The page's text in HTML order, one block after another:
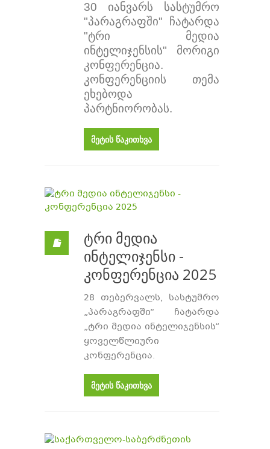
30 იანვარს სასტუმრო
"პარაგრაფში" ჩატარდა
"ტრი მედია
ინტელიჯენსის" მორიგი
კონფერენცია.
კონფერენციის თემა
ეხებოდა
პარტნიორობას.
მეტის წაკითხვა
ტრი მედია
ინტელიჯენსი -
კონფერენცია 2025
28 თებერვალს, სასტუმრო
„პარაგრაფში“ ჩატარდა
„ტრი მედია ინტელიჯენსის“
ყოველწლიური
კონფერენცია.
მეტის წაკითხვა